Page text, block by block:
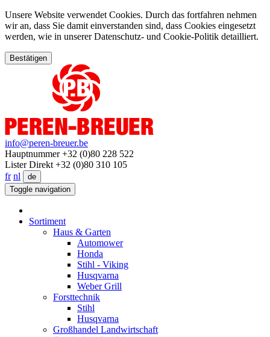
Unsere Website verwendet Cookies. Durch das fortfahren nehmen
wir an, dass Sie damit einverstanden sind, dass Cookies eingesetzt
werden, wie in unserer Datenschutz- und Cookie-Politik detailliert.
Bestätigen
info@peren-breuer.be
Hauptnummer +32 (0)80 228 522
Lister Direkt +32 (0)80 310 105
fr nl
de
Toggle navigation
Sortiment
Haus & Garten
Automower
Honda
Stihl - Viking
Husqvarna
Weber Grill
Forsttechnik
Stihl
Husqvarna
Großhandel Landwirtschaft